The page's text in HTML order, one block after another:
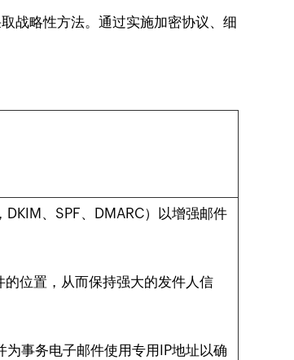
战略性方法。通过实施加密协议、细
、SPF、DMARC）以增强邮件
位置，从而保持强大的发件人信
事务电子邮件使用专用IP地址以确